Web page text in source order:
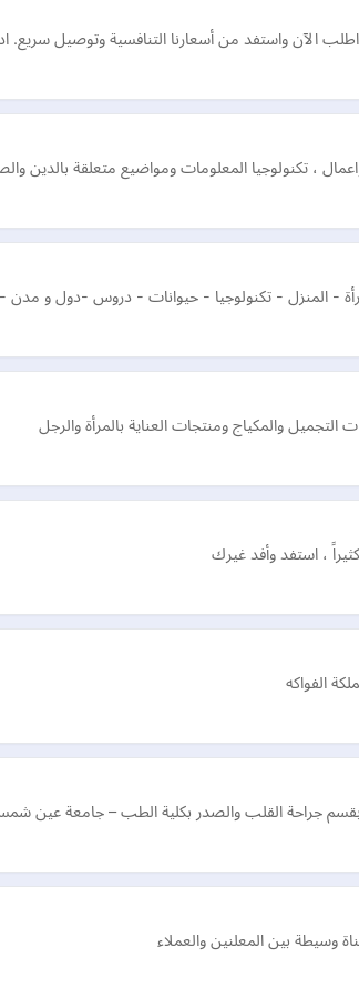
اطلب الآن واستفد من أسعارنا التنافسية وتوصيل
، تكنولوجيا المعلومات ومواضيع متعلقة
- المنزل - تكنولوجيا - حيوانات - دروس -دول و
والمكياج ومنتجات العناية بالمرأة والرجل
، استفد وأفد غيرك
الفواكه
جراحة القلب والصدر بكلية الطب – جامعة عين
وسيطة بين المعلنين والعملاء